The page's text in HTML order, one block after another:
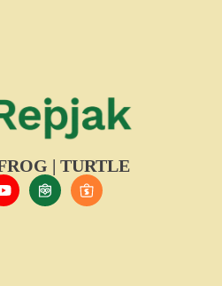
| TURTLE